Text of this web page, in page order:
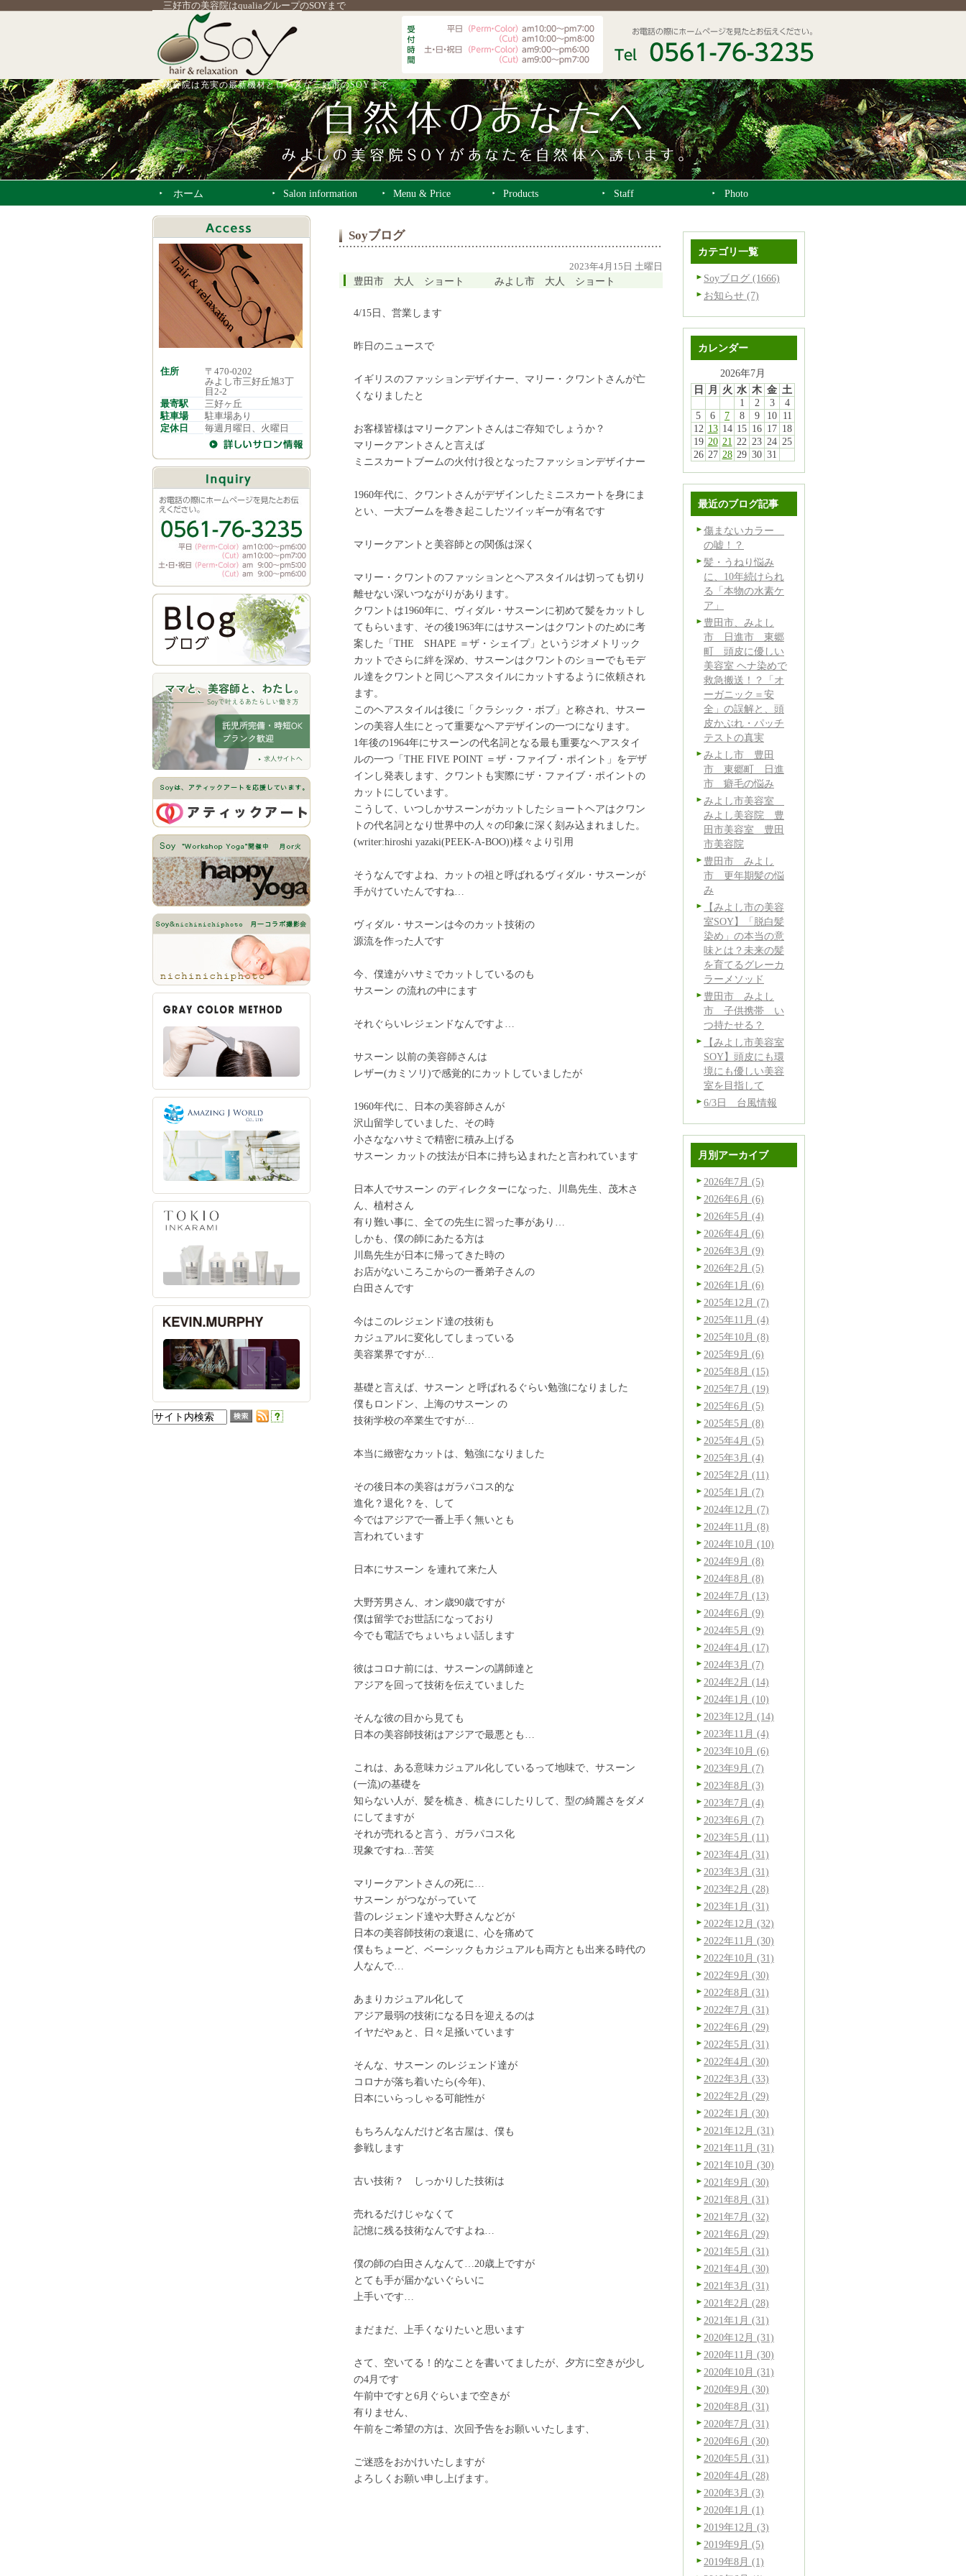
三好市の美容院はqualiaグループのSOYまで
美容院は充実の最新機材とロハスな三好市のSOYまで
ホーム Salon information Menu & Price Products Staff Photo
Soyブログ
2023年4月15日 土曜日
豊田市 大人 ショート みよし市 大人 ショート
4/15日、営業します
昨日のニュースで
イギリスのファッションデザイナー、マリー・クワントさんが亡
くなりましたと
お客様皆様はマリークアントさんはご存知でしょうか？
マリークアントさんと言えば
ミニスカートブームの火付け役となったファッションデザイナー
1960年代に、クワントさんがデザインしたミニスカートを身にま
とい、一大ブームを巻き起こしたツイッギーが有名です
マリークアントと美容師との関係は深く
マリー・クワントのファッションとヘアスタイルは切っても切り
離せない深いつながりがあります。
クワントは1960年に、ヴィダル・サスーンに初めて髪をカットし
てもらいます、その後1963年にはサスーンはクワントのために考
案した「THE SHAPE ＝ザ・シェイプ」というジオメトリック
カットでさらに絆を深め、サスーンはクワントのショーでもモデ
ル達をクワントと同じヘアスタイルにカットするように依頼され
ます。
このヘアスタイルは後に「クラシック・ボブ」と称され、サスー
ンの美容人生にとって重要なヘアデザインの一つになります。
1年後の1964年にサスーンの代名詞となる最も重要なヘアスタイ
ルの一つ「THE FIVE POINT ＝ザ・ファイブ・ポイント」をデザ
インし発表します、クワントも実際にザ・ファイブ・ポイントの
カットにしています。
こうして、いつしかサスーンがカットしたショートヘアはクワン
トの代名詞となり世界中の人々の印象に深く刻み込まれました。
(writer:hiroshi yazaki(PEEK-A-BOO))様々より引用
そうなんですよね、カットの祖と呼ばれるヴィダル・サスーンが
手がけていたんですね…
ヴィダル・サスーンは今のカット技術の
源流を作った人です
今、僕達がハサミでカットしているのも
サスーン の流れの中にます
それぐらいレジェンドなんですよ…
サスーン 以前の美容師さんは
レザー(カミソリ)で感覚的にカットしていましたが
1960年代に、日本の美容師さんが
沢山留学していました、その時
小さななハサミで精密に積み上げる
サスーン カットの技法が日本に持ち込まれたと言われています
日本人でサスーン のディレクターになった、川島先生、茂木さ
ん、植村さん
有り難い事に、全ての先生に習った事があり…
しかも、僕の師にあたる方は
川島先生が日本に帰ってきた時の
お店がないころこからの一番弟子さんの
白田さんです
今はこのレジェンド達の技術も
カジュアルに変化してしまっている
美容業界ですが…
基礎と言えば、サスーン と呼ばれるぐらい勉強になりました
僕もロンドン、上海のサスーン の
技術学校の卒業生ですが…
本当に緻密なカットは、勉強になりました
その後日本の美容はガラパコス的な
進化？退化？を、して
今ではアジアで一番上手く無いとも
言われています
日本にサスーン を連れて来た人
大野芳男さん、オン歳90歳ですが
僕は留学でお世話になっており
今でも電話でちょいちょい話します
彼はコロナ前には、サスーンの講師達と
アジアを回って技術を伝えていました
そんな彼の目から見ても
日本の美容師技術はアジアで最悪とも…
これは、ある意味カジュアル化しているって地味で、サスーン
(一流)の基礎を
知らない人が、髪を梳き、梳きにしたりして、型の綺麗さをダメ
にしてますが
それが売れると言う、ガラパコス化
現象ですね…苦笑
マリークアントさんの死に…
サスーン がつながっていて
昔のレジェンド達や大野さんなどが
日本の美容師技術の衰退に、心を痛めて
僕もちょーど、ベーシックもカジュアルも両方とも出来る時代の
人なんで…
あまりカジュアル化して
アジア最弱の技術になる日を迎えるのは
イヤだやぁと、日々足掻いています
そんな、サスーン のレジェンド達が
コロナが落ち着いたら(今年)、
日本にいらっしゃる可能性が
もちろんなんだけど名古屋は、僕も
参戦します
古い技術？ しっかりした技術は
売れるだけじゃなくて
記憶に残る技術なんですよね…
僕の師の白田さんなんて…20歳上ですが
とても手が届かないぐらいに
上手いです…
まだまだ、上手くなりたいと思います
さて、空いてる！的なことを書いてましたが、夕方に空きが少し
の4月です
午前中ですと6月ぐらいまで空きが
有りません、
午前をご希望の方は、次回予告をお願いいたします、
ご迷惑をおかけいたしますが
よろしくお願い申し上げます。
カテゴリ一覧
Soyブログ (1666)
お知らせ (7)
カレンダー
2026年7月
日
月 火 水 木 金 土
1
2 3
4
5
6 7 8 9 10 11
12 13 14 15 16 17 18
19 20 21 22 23 24 25
26 27 28 29 30 31
最近のブログ記事
傷まないカラー
の嘘！？
髪・うねり悩み
に、10年続けられ
る「本物の水素ケ
ア」
豊田市、みよし
市 日進市 東郷
町 頭皮に優しい
美容室 ヘナ染めで
救急搬送！？「オ
ーガニック＝安
全」の誤解と、頭
皮かぶれ・パッチ
テストの真実
みよし市 豊田
市 東郷町 日進
市 癖毛の悩み
みよし市美容室
みよし美容院 豊
田市美容室 豊田
市美容院
豊田市 みよし
市 更年期髪の悩
み
【みよし市の美容
室SOY】「脱白髪
染め」の本当の意
味とは？未来の髪
を育てるグレーカ
ラーメソッド
豊田市 みよし
市 子供携帯 い
つ持たせる？
【みよし市美容室
SOY】頭皮にも環
境にも優しい美容
室を目指して
6/3日 台風情報
月別アーカイブ
2026年7月 (5)
2026年6月 (6)
2026年5月 (4)
2026年4月 (6)
2026年3月 (9)
2026年2月 (5)
2026年1月 (6)
2025年12月 (7)
2025年11月 (4)
2025年10月 (8)
2025年9月 (6)
2025年8月 (15)
2025年7月 (19)
2025年6月 (5)
2025年5月 (8)
2025年4月 (5)
2025年3月 (4)
2025年2月 (11)
2025年1月 (7)
2024年12月 (7)
2024年11月 (8)
2024年10月 (10)
2024年9月 (8)
2024年8月 (8)
2024年7月 (13)
2024年6月 (9)
2024年5月 (9)
2024年4月 (17)
2024年3月 (7)
2024年2月 (14)
2024年1月 (10)
2023年12月 (14)
2023年11月 (4)
2023年10月 (6)
2023年9月 (7)
2023年8月 (3)
2023年7月 (4)
2023年6月 (7)
2023年5月 (11)
2023年4月 (31)
2023年3月 (31)
2023年2月 (28)
2023年1月 (31)
2022年12月 (32)
2022年11月 (30)
2022年10月 (31)
2022年9月 (30)
2022年8月 (31)
2022年7月 (31)
2022年6月 (29)
2022年5月 (31)
2022年4月 (30)
2022年3月 (33)
2022年2月 (29)
2022年1月 (30)
2021年12月 (31)
2021年11月 (31)
2021年10月 (30)
2021年9月 (30)
2021年8月 (31)
2021年7月 (32)
2021年6月 (29)
2021年5月 (31)
2021年4月 (30)
2021年3月 (31)
2021年2月 (28)
2021年1月 (31)
2020年12月 (31)
2020年11月 (30)
2020年10月 (31)
2020年9月 (30)
2020年8月 (31)
2020年7月 (31)
2020年6月 (30)
2020年5月 (31)
2020年4月 (28)
2020年3月 (3)
2020年1月 (1)
2019年12月 (3)
2019年9月 (5)
2019年8月 (1)
住所
〒470-0202
みよし市三好丘旭3丁
目2-2
最寄駅
三好ヶ丘
駐車場
駐車場あり
定休日
毎週月曜日、火曜日